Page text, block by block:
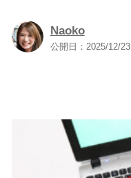
Naoko
公開日： 2025/12/23